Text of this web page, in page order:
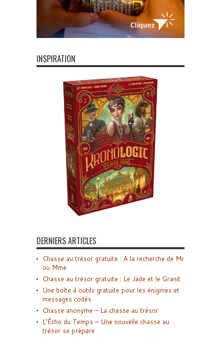
INSPIRATION
DERNIERS ARTICLES
Chasse au trésor gratuite : A la recherche de Mr
ou Mme
Chasse au trésor gratuite : Le Jade et le Granit
Une boîte à outils gratuite pour les énigmes et
messages codés
Chasse anonyme – La chasse au trésor
L’Écho du Temps – Une nouvelle chasse au
trésor se prépare